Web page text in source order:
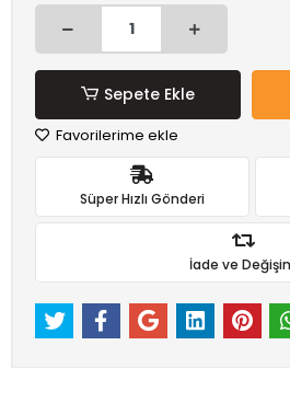
Sepete Ekle
Favorilerime ekle
Süper Hızlı Gönderi
İade ve